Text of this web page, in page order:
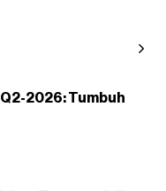
2026: Tumbuh